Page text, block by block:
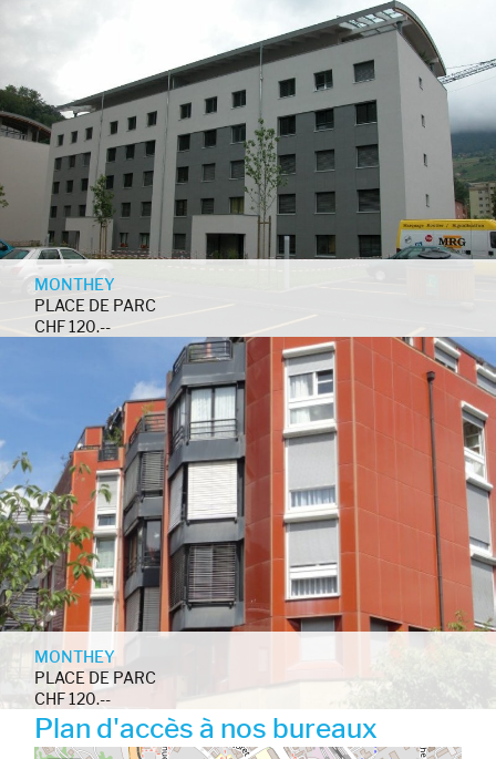
MONTHEY
PLACE DE PARC
CHF 120.--
MONTHEY
PLACE DE PARC
CHF 120.--
Plan d'accès à nos bureaux